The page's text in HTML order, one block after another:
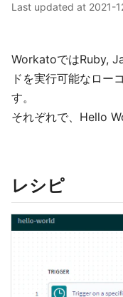
Last updated at 2021-
WorkatoではRuby,
ドを実行可能なロー
す。
それぞれで、Hello
レシピ